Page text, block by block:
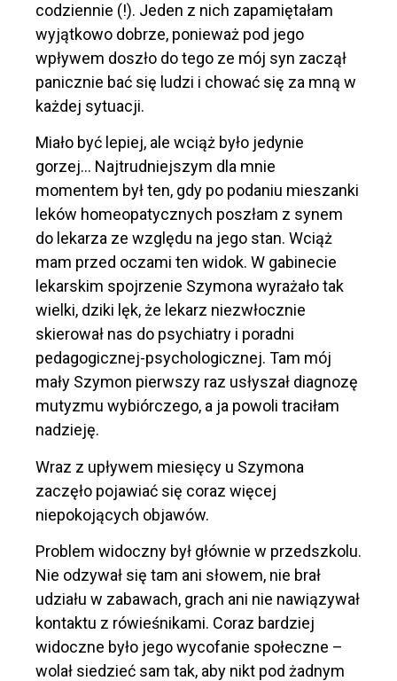
codziennie (!). Jeden z nich zapamiętałam
wyjątkowo dobrze, ponieważ pod jego
wpływem doszło do tego ze mój syn zaczął
panicznie bać się ludzi i chować się za mną w
każdej sytuacji.
Miało być lepiej, ale wciąż było jedynie
gorzej… Najtrudniejszym dla mnie
momentem był ten, gdy po podaniu mieszanki
leków homeopatycznych poszłam z synem
do lekarza ze względu na jego stan. Wciąż
mam przed oczami ten widok. W gabinecie
lekarskim spojrzenie Szymona wyrażało tak
wielki, dziki lęk, że lekarz niezwłocznie
skierował nas do psychiatry i poradni
pedagogicznej-psychologicznej. Tam mój
mały Szymon pierwszy raz usłyszał diagnozę
mutyzmu wybiórczego, a ja powoli traciłam
nadzieję.
Wraz z upływem miesięcy u Szymona
zaczęło pojawiać się coraz więcej
niepokojących objawów.
Problem widoczny był głównie w przedszkolu.
Nie odzywał się tam ani słowem, nie brał
udziału w zabawach, grach ani nie nawiązywał
kontaktu z rówieśnikami. Coraz bardziej
widoczne było jego wycofanie społeczne –
wolał siedzieć sam tak, aby nikt pod żadnym